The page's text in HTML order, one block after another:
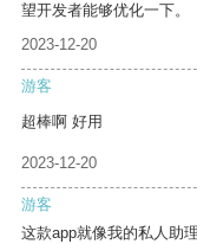
望开发者能够优化一下。
2023-12-20
游客
超棒啊 好用
2023-12-20
游客
这款app就像我的私人助